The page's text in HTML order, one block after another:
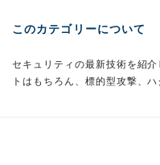
このカテゴリーについて
セキュリティの最新技術を紹
トはもちろん、標的型攻撃、